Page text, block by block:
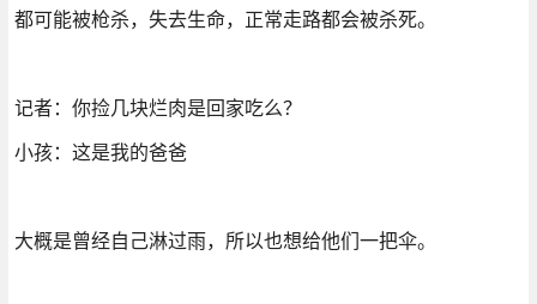
都可能被枪杀，失去生命，正常走路都会被杀死。
记者：你捡几块烂肉是回家吃么？
小孩：这是我的爸爸
大概是曾经自己淋过雨，所以也想给他们一把伞。